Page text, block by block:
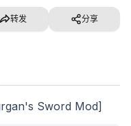
转发 分享
Sword Mod]